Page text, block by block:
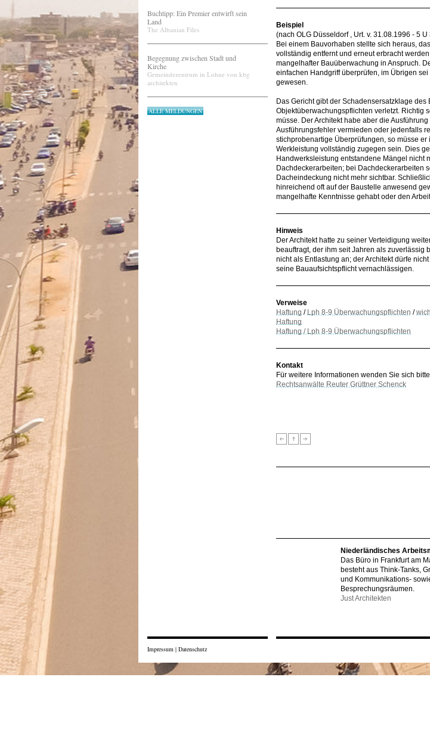
Buchtipp: Ein Premier entwirft sein
Land
The Albanian Files
Begegnung zwischen Stadt und
Kirche
Gemeindezentrum in Lohne von kbg
architekten
ALLE MELDUNGEN
Beispiel
(nach OLG Düsseldorf , Urt. v. 31.08.1996 - 5
Bei einem Bauvorhaben stellte sich heraus,
vollständig entfernt und erneut erbracht
mangelhafter Bauüberwachung in Anspruch.
einfachen Handgriff überprüfen, im Übrigen
gewesen.
Das Gericht gibt der Schadensersatzklage
Objektüberwachungspflichten verletzt. Richtig
müsse. Der Architekt habe aber die
Ausführungsfehler vermieden oder jedenfalls
stichprobenartige Überprüfungen, so müsse
Werkleistung vollständig zugegen sein. Dies
Handwerksleistung entstandene Mängel nicht
Dachdeckerarbeiten; bei Dachdeckerarbeiten
Dacheindeckung nicht mehr sichtbar.
hinreichend oft auf der Baustelle anwesend
mangelhafte Kenntnisse gehabt oder den
Hinweis
Der Architekt hatte zu seiner Verteidigung
beauftragt, der ihm seit Jahren als zuverlässig
nicht als Entlastung an; der Architekt dürfe
seine Bauaufsichtspflicht vernachlässigen.
Verweise
Haftung / Lph 8-9 Überwachungspflichten /
Haftung
Haftung / Lph 8-9 Überwachungspflichten
Kontakt
Für weitere Informationen wenden Sie sich
Rechtsanwälte Reuter Grüttner Schenck
Niederländisches
Das Büro in Frankfurt am
besteht aus Think-Tanks,
und Kommunikations-
Besprechungsräumen.
Just Architekten
Impressum | Datenschutz